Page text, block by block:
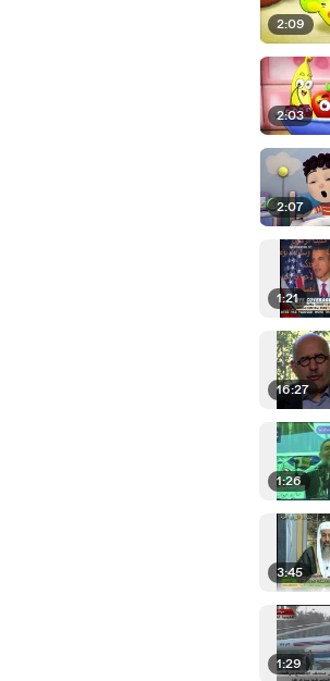
2:09
2:03
2:07
1:21
16:27
1:26
3:45
1:29